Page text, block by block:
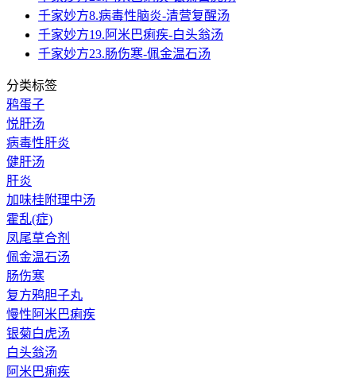
千家妙方8.病毒性脑炎-清营复醒汤
千家妙方19.阿米巴痢疾-白头翁汤
千家妙方23.肠伤寒-佩金温石汤
分类标签
鸦蛋子
悦肝汤
病毒性肝炎
健肝汤
肝炎
加味桂附理中汤
霍乱(症)
凤尾草合剂
佩金温石汤
肠伤寒
复方鸦胆子丸
慢性阿米巴痢疾
银菊白虎汤
白头翁汤
阿米巴痢疾